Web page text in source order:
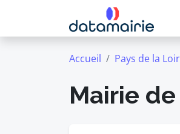
Accueil Pays de la
Mairie